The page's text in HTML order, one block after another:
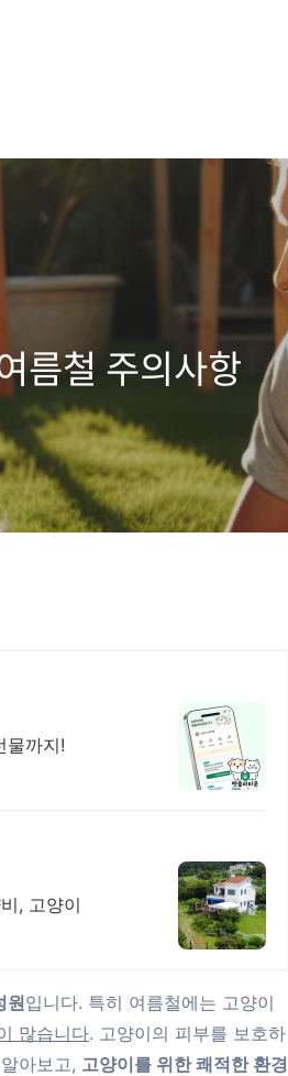
름철 주의사항
물까지!
, 고양이
원입니다. 특히 여름철에는 고양이
많습니다. 고양이의 피부를 보호하
아보고, 고양이를 위한 쾌적한 환경